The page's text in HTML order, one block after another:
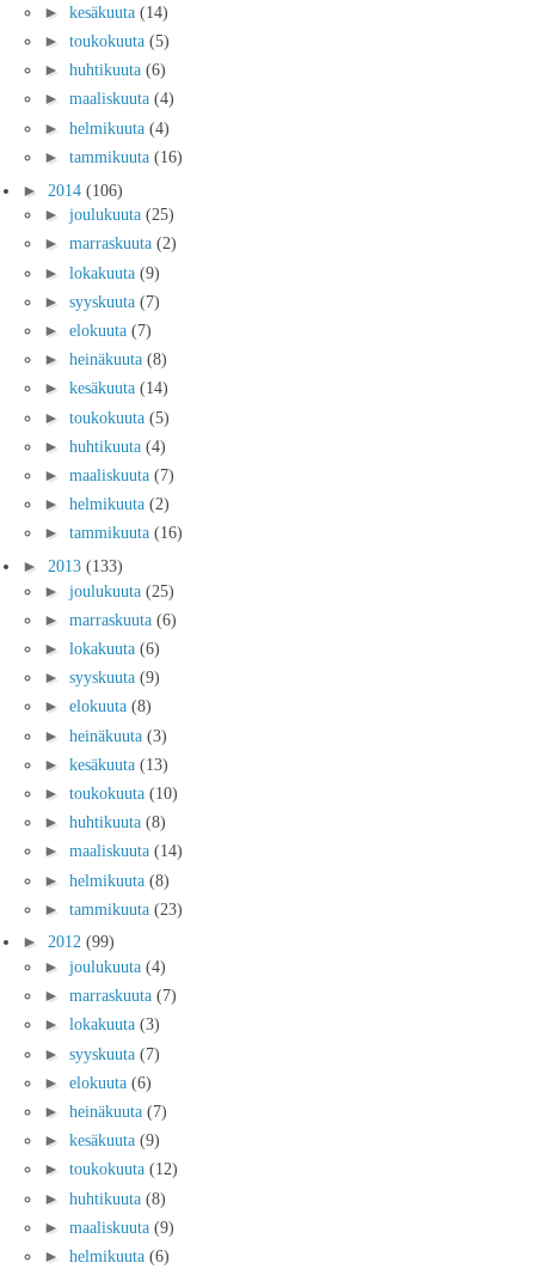
► kesäkuuta (14)
► toukokuuta (5)
► huhtikuuta (6)
► maaliskuuta (4)
► helmikuuta (4)
► tammikuuta (16)
► 2014 (106)
► joulukuuta (25)
► marraskuuta (2)
► lokakuuta (9)
► syyskuuta (7)
► elokuuta (7)
► heinäkuuta (8)
► kesäkuuta (14)
► toukokuuta (5)
► huhtikuuta (4)
► maaliskuuta (7)
► helmikuuta (2)
► tammikuuta (16)
► 2013 (133)
► joulukuuta (25)
► marraskuuta (6)
► lokakuuta (6)
► syyskuuta (9)
► elokuuta (8)
► heinäkuuta (3)
► kesäkuuta (13)
► toukokuuta (10)
► huhtikuuta (8)
► maaliskuuta (14)
► helmikuuta (8)
► tammikuuta (23)
► 2012 (99)
► joulukuuta (4)
► marraskuuta (7)
► lokakuuta (3)
► syyskuuta (7)
► elokuuta (6)
► heinäkuuta (7)
► kesäkuuta (9)
► toukokuuta (12)
► huhtikuuta (8)
► maaliskuuta (9)
► helmikuuta (6)